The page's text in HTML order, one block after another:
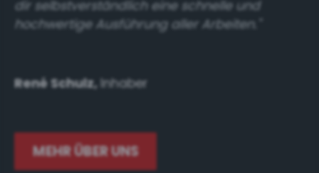
dir selbstverständlich eine schnelle und
hochwertige Ausführung aller Arbeiten."
René Schulz, Inhaber
MEHR ÜBER UNS